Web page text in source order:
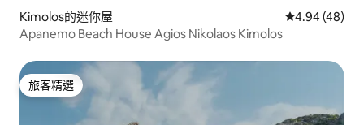
Kimolos的迷你屋 從 48 則評價
4.94 (48)
Apanemo Beach House Agios Nikolaos Kimolos
旅客精選
旅客精選